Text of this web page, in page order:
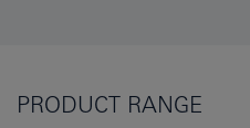
PRODUCT RANGE